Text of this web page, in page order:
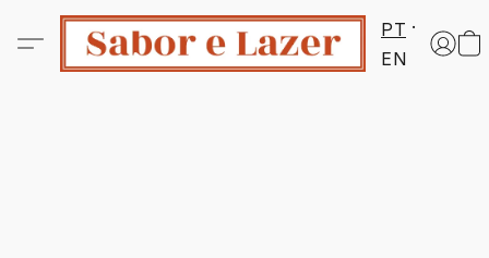
PT
EN